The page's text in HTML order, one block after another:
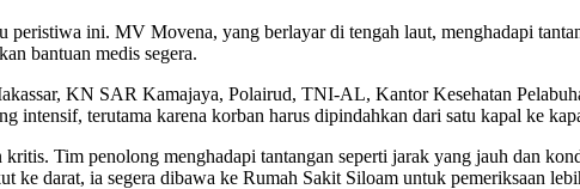
peristiwa ini. MV Movena, yang berlayar di tengah laut, menghadapi
bantuan medis segera.
KN SAR Kamajaya, Polairud, TNI-AL, Kantor Kesehatan
intensif, terutama karena korban harus dipindahkan dari satu kapal ke
Tim penolong menghadapi tantangan seperti jarak yang jauh dan
ke darat, ia segera dibawa ke Rumah Sakit Siloam untuk pemeriksaan